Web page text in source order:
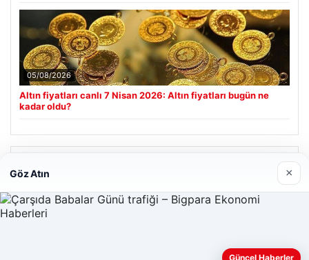
05/08/2026
Altın fiyatları canlı 7 Nisan 2026: Altın fiyatları bugün ne
kadar oldu?
Göz Atın ×
Güncel Haberler